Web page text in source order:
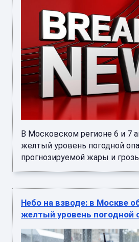
В Московском регионе 6 и 7
желтый уровень погодной
прогнозируемой жары и
Небо на взводе: в Москве
желтый уровень погодной